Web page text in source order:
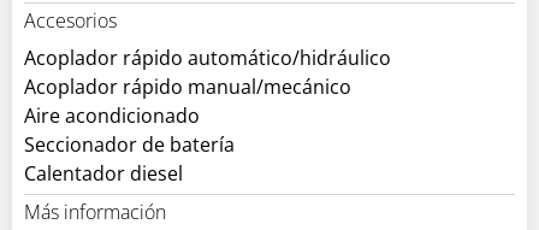
Accesorios
Acoplador rápido automático/hidráulico
Acoplador rápido manual/mecánico
Aire acondicionado
Seccionador de batería
Calentador diesel
Más información